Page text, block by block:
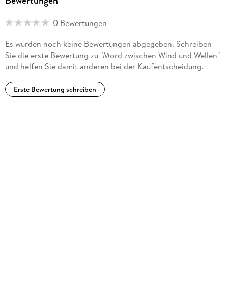
0 Bewertungen
Es wurden noch keine Bewertungen abgegeben. Schreiben
Sie die erste Bewertung zu "Mord zwischen Wind und Wellen"
und helfen Sie damit anderen bei der Kaufentscheidung.
Erste Bewertung schreiben